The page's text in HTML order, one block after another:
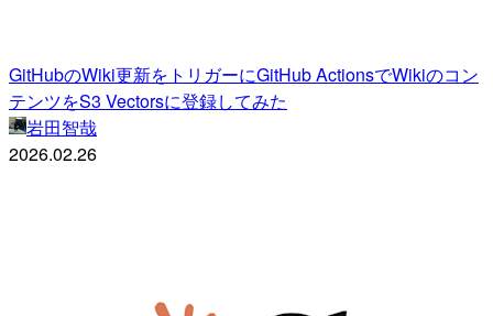
GitHubのWiki更新をトリガーにGitHub ActionsでWikiのコン
テンツをS3 Vectorsに登録してみた
岩田智哉
2026.02.26